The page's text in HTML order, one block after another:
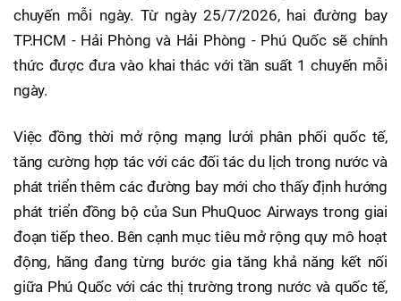
chuyến mỗi ngày. Từ ngày 25/7/2026, hai đường bay
TP.HCM - Hải Phòng và Hải Phòng - Phú Quốc sẽ chính
thức được đưa vào khai thác với tần suất 1 chuyến mỗi
ngày.
Việc đồng thời mở rộng mạng lưới phân phối quốc tế,
tăng cường hợp tác với các đối tác du lịch trong nước và
phát triển thêm các đường bay mới cho thấy định hướng
phát triển đồng bộ của Sun PhuQuoc Airways trong giai
đoạn tiếp theo. Bên cạnh mục tiêu mở rộng quy mô hoạt
động, hãng đang từng bước gia tăng khả năng kết nối
giữa Phú Quốc với các thị trường trong nước và quốc tế,